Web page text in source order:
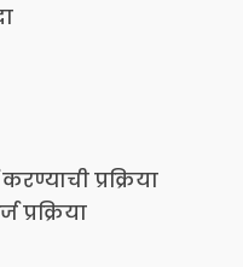
प्रक्रिया